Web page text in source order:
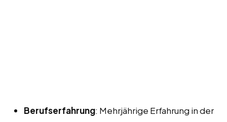
Berufserfahrung: Mehrjährige Erfahrung in der